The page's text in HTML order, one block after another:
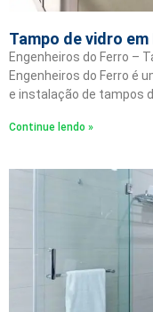
Tampo de vidro
Engenheiros do Ferro –
Engenheiros do Ferro é
e instalação de tampos
Continue lendo »